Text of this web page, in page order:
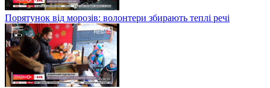
Порятунок від морозів: волонтери збирають теплі речі